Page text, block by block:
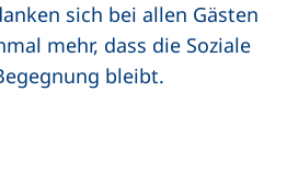
sich bei allen Gästen
mehr, dass die Soziale
bleibt.